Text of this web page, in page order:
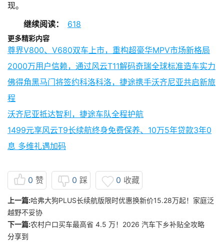
现。
继续阅读：
618
更多精彩内容
尊界V800、V680双车上市，重构超豪华MPV市场新格局
2000万用户信赖，通过风云T11解码奇瑞全球标准造车实力
佛得角黑马门将签约科洛科洛，捷途携手沃齐尼亚共启新旅
程
沃齐尼亚抵达智利，捷途车队全程护航
1499元享风云T9长续航终身免费保养、10万5年贷款3年0
息 多维礼遇加码
0 赞 0 踩 0 收藏
上一篇:哈弗大狗PLUS长续航版限时优惠换新价15.28万起！家庭泛
越野不妥协
下一篇:农村户口买车最高省 4.5 万！2026 汽车下乡补贴全攻略
分享到